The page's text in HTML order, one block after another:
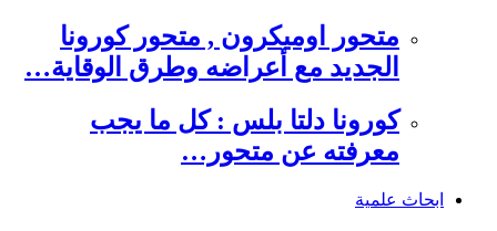
متحور اوميكرون , متحور كورونا
الجديد مع أعراضه وطرق الوقاية…
كورونا دلتا بلس : كل ما يجب
معرفته عن متحور…
ابحاث علمية